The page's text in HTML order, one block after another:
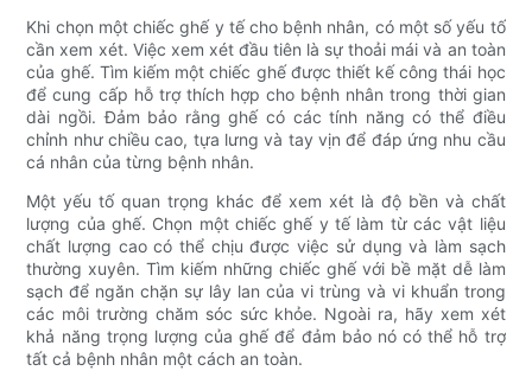
Khi chọn một chiếc ghế y tế cho bệnh nhân, có một số yếu tố
cần xem xét. Việc xem xét đầu tiên là sự thoải mái và an toàn
của ghế. Tìm kiếm một chiếc ghế được thiết kế công thái học
để cung cấp hỗ trợ thích hợp cho bệnh nhân trong thời gian
dài ngồi. Đảm bảo rằng ghế có các tính năng có thể điều
chỉnh như chiều cao, tựa lưng và tay vịn để đáp ứng nhu cầu
cá nhân của từng bệnh nhân.
Một yếu tố quan trọng khác để xem xét là độ bền và chất
lượng của ghế. Chọn một chiếc ghế y tế làm từ các vật liệu
chất lượng cao có thể chịu được việc sử dụng và làm sạch
thường xuyên. Tìm kiếm những chiếc ghế với bề mặt dễ làm
sạch để ngăn chặn sự lây lan của vi trùng và vi khuẩn trong
các môi trường chăm sóc sức khỏe. Ngoài ra, hãy xem xét
khả năng trọng lượng của ghế để đảm bảo nó có thể hỗ trợ
tất cả bệnh nhân một cách an toàn.